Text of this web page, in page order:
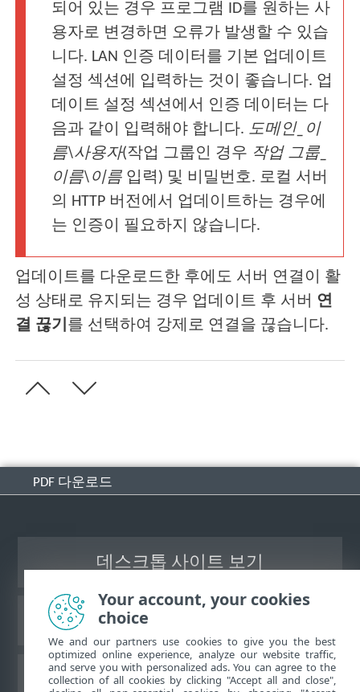
되어 있는 경우 프로그램 ID를 원하는 사
용자로 변경하면 오류가 발생할 수 있습
니다. LAN 인증 데이터를 기본 업데이트
설정 섹션에 입력하는 것이 좋습니다. 업
데이트 설정 섹션에서 인증 데이터는 다
음과 같이 입력해야 합니다. 도메인_이
름\사용자(작업 그룹인 경우 작업 그룹_
이름\이름 입력) 및 비밀번호. 로컬 서버
의 HTTP 버전에서 업데이트하는 경우에
는 인증이 필요하지 않습니다.
업데이트를 다운로드한 후에도 서버 연결이 활
성 상태로 유지되는 경우 업데이트 후 서버 연
결 끊기 를 선택하여 강제로 연결을 끊습니다.
PDF 다운로드
데스크톱 사이트 보기
ESET 지식 베이스
ESET 포럼
Your account, your cookies
choice
We and our partners use cookies to give you the best
optimized online experience, analyze our website traffic,
and serve you with personalized ads. You can agree to the
collection of all cookies by clicking "Accept all and close",